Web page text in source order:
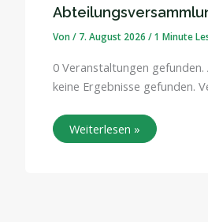
Von/ 7. August 2026/1 Minute
0 Veranstaltungen
keine Ergebnisse gefunden.
Tischtennis
Weiterlesen »